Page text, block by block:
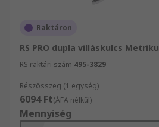
Raktáron
RS PRO dupla villáskulcs
RS raktári szám 495-3829
Részösszeg (1 egység)
6094 Ft(ÁFA nélkül)
Mennyiség